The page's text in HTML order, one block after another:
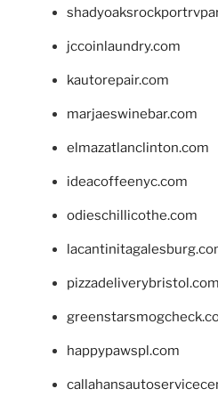
jccoinlaundry.com
kautorepair.com
marjaeswinebar.com
elmazatlanclinton.com
ideacoffeenyc.com
odieschillicothe.com
pizzadeliverybristol.com
happypawspl.com